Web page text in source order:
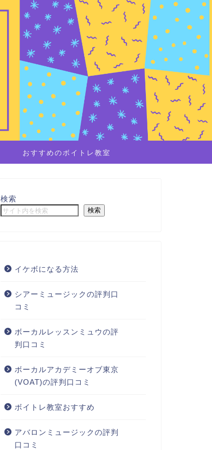
おすすめのボイトレ教室
検索
検索
イケボになる方法
シアーミュージックの評判口
コミ
ボーカルレッスンミュウの評
判口コミ
ボーカルアカデミーオブ東京
(VOAT)の評判口コミ
ボイトレ教室おすすめ
アバロンミュージックの評判
口コミ